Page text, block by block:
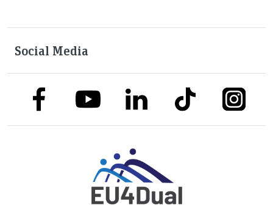
Social Media
link to facebooklink to youtubelink to linkedinlink to tiktok